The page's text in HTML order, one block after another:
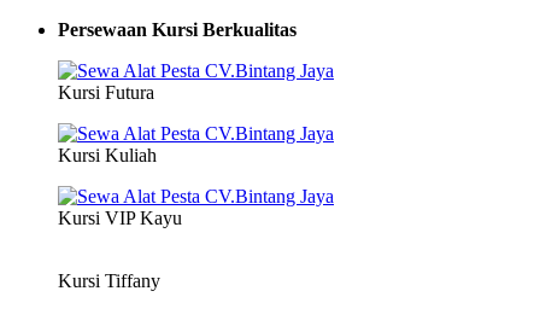
Persewaan Kursi Berkualitas
Kursi Futura
Kursi Kuliah
Kursi VIP Kayu
Kursi Tiffany